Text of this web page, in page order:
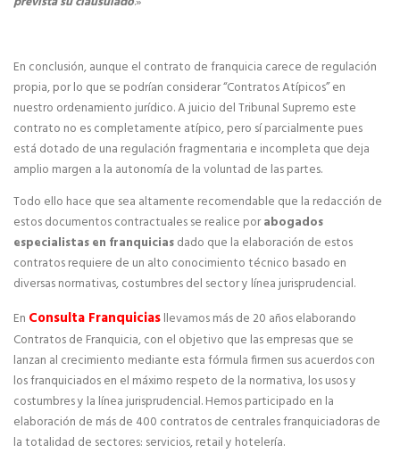
En conclusión, aunque el contrato de franquicia carece de regulación
propia, por lo que se podrían considerar “Contratos Atípicos” en
nuestro ordenamiento jurídico. A juicio del Tribunal Supremo este
contrato no es completamente atípico, pero sí parcialmente pues
está dotado de una regulación fragmentaria e incompleta que deja
amplio margen a la autonomía de la voluntad de las partes.
Todo ello hace que sea altamente recomendable que la redacción de
estos documentos contractuales se realice porabogados
especialistas en franquiciasdado que la elaboración de estos
contratos requiere de un alto conocimiento técnico basado en
diversas normativas, costumbres del sector y línea jurisprudencial.
En Consulta Franquiciasllevamos más de 20 años elaborando
Contratos de Franquicia, con el objetivo que las empresas que se
lanzan al crecimiento mediante esta fórmula firmen sus acuerdos con
los franquiciados en el máximo respeto de la normativa, los usos y
costumbres y la línea jurisprudencial. Hemos participado en la
elaboración de más de 400 contratos de centrales franquiciadoras de
la totalidad de sectores: servicios, retail y hotelería.